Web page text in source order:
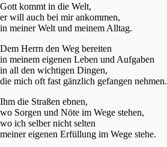
Gott kommt in die Welt,
er will auch bei mir ankommen,
in meiner Welt und meinem Alltag.
Dem Herrn den Weg bereiten
in meinem eigenen Leben und Aufgaben
in all den wichtigen Dingen,
die mich oft fast gänzlich gefangen nehmen.
Ihm die Straßen ebnen,
wo Sorgen und Nöte im Wege stehen,
wo ich selber nicht selten
meiner eigenen Erfüllung im Wege stehe.